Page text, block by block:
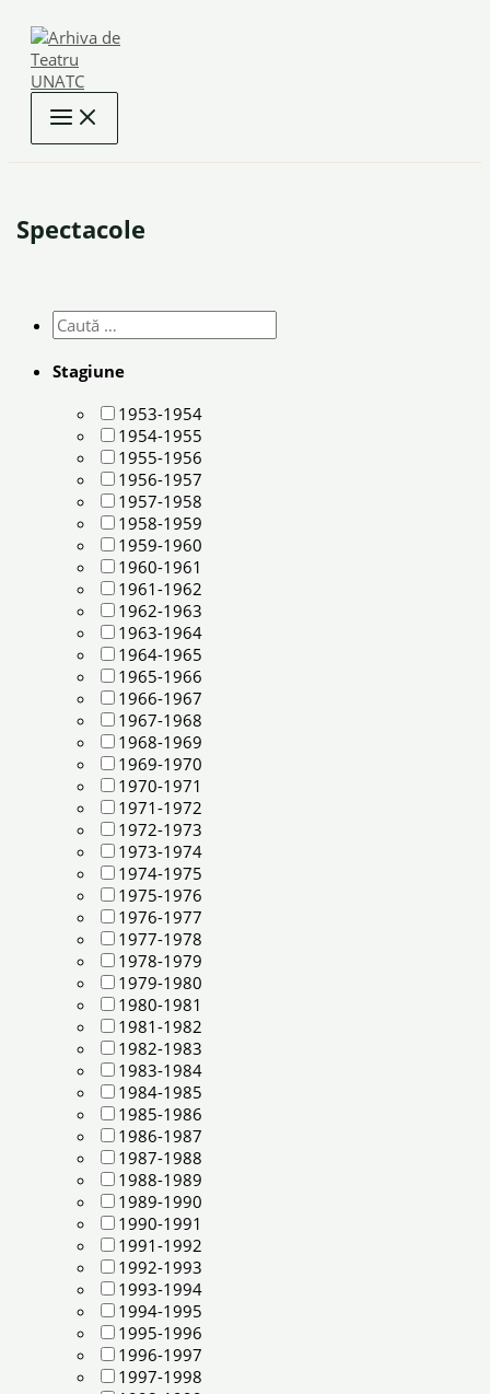
content
Spectacole
Stagiune
1953-1954
1954-1955
1955-1956
1956-1957
1957-1958
1958-1959
1959-1960
1960-1961
1961-1962
1962-1963
1963-1964
1964-1965
1965-1966
1966-1967
1967-1968
1968-1969
1969-1970
1970-1971
1971-1972
1972-1973
1973-1974
1974-1975
1975-1976
1976-1977
1977-1978
1978-1979
1979-1980
1980-1981
1981-1982
1982-1983
1983-1984
1984-1985
1985-1986
1986-1987
1987-1988
1988-1989
1989-1990
1990-1991
1991-1992
1992-1993
1993-1994
1994-1995
1995-1996
1996-1997
1997-1998